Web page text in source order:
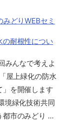
どりWEBセミ
の耐根性につい
みんなで考えよ
屋上緑化の防水
を開催します
境緑化技術共同
都市のみどり …